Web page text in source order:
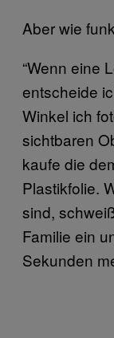
Aber wie
“Wenn eine
entscheide
Winkel ich
sichtbaren
kaufe die
Plastikfolie.
sind,
Familie ein
Sekunden